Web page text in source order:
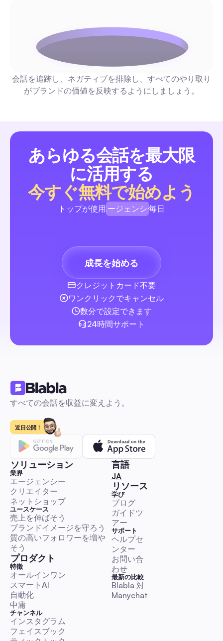
Pinterestロゴ：ソーシャルチームのための2026年完
ド — 仕様、テンプレート、オートメーション
実用的なヒント満載のリソースで、正確なロゴ寸法、エクスポ
リセット、クリアスペースチェックリスト、ダウンロード可能
プレートを提供します。ステップバイステップの配置ヒントと
レシピ（DM、自動返信、コメントの管理）も含まれており、
ルチームが一貫したブランドを大規模に維持できるようサポー
画像アップロード：マーケターのための2026年完全
自動化、サイズ変更、公開まで
最新のプラットフォーム画像仕様と自動化対応のワークフロー
合わせた、実行可能なプレイブック。エクスポート設定、
Canva/Photoshop/FFmpegのダウンロード可能なテンプレー
処理とスケジューリングレシピが含まれます。時間を節約し、
無料編集ソフトウェアビデオ：ソーシャルクリエータ
めの完全ガイド 2026年版
実用的で、実際に使える無料のビデオ編集ツールを、ソーシャ
エイター、マネージャー、小規模チーム向けに比較します。ウ
ーマークなし、正しいエクスポート、モバイル/デスクトップ
性、AI機能、プラットフォーム対応のテンプレートを備えてい
インスタグラムアイコン：マーケター向け 2026年完
ド - エンゲージメントとリードを増やす方法
正確なサイズ、エクスポート設定、すぐに使えるテンプレート
性チェックリストに加え、エンゲージメント、DM、リード獲
るアイコンの変更の影響を測定するためのステップごとのA/B
自動化プレイブックを手に入れましょう。これは、迅速でテス
なアイコンの改善を必要とするソーシャルメディアマネージャ
ランド、クリエイター、エージェンシーのために設計されてい
ソーシャルメディアガイド
ポスタルイメージズ：ソーシャルメディアチームのた
極の自動化ガイド（2026年）
初めてのオートメーション向けプレイブックでは、投稿、DM
ト、広告配置において完璧に郵送画像をレンダリングするため
成、バッチエクスポート、テスト、オートメーションを行いま
クスポートプリセット、バッチコマンド、アクセシビリティチ
ク、プレビューのヒント、すぐに使用できるワークフローが含
います。
ソーシャルメディアガイド
会話を追跡し、ネガティブを排除し、すべてのやり取り
がブランドの価値を反映するようにしましょう。
あらゆる会話を最大限
に活用する
今すぐ無料で始めよう
トップが使用
エージェンシー
クリエイター
エージェンシー毎日
成長を始める
クレジットカード不要
ワンクリックでキャンセル
数分で設定できます
24時間サポート
すべての会話を収益に変えよう。
近日公開！
ソリューション
業界
エージェンシー
クリエイター
ネットショップ
ユースケース
売上を伸ばそう
ブランドイメージを守ろう
質の高いフォロワーを増や
そう
プロダクト
特徴
オールインワン
スマートAI
自動化
中庸
チャンネル
インスタグラム
フェイスブック
リソース
学び
ブログ
ガイドツ
アー
サポート
ヘルプセ
ンター
お問い合
わせ
最新の比較
Blabla 対
Manychat
言語
JA